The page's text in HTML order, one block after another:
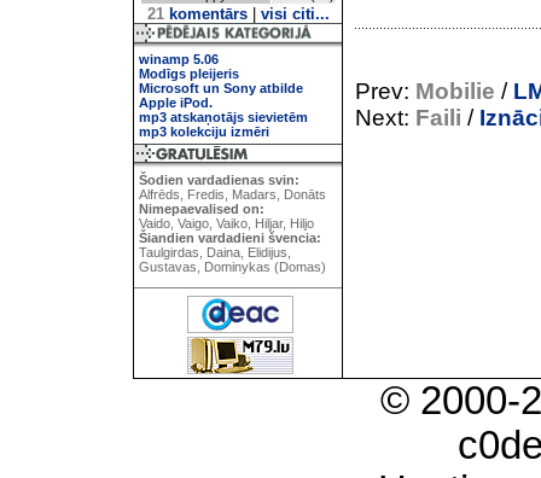
21komentārs| visi citi...
winamp 5.06
Modīgs pleijeris
Microsoft un Sony atbilde
Apple iPod.
mp3 atskaņotājs sievietēm
mp3 kolekciju izmēri
Šodien vardadienas svin:
Alfrēds, Fredis, Madars, Donāts
Nimepaevalised on:
Vaido, Vaigo, Vaiko, Hiljar, Hiljo
Šiandien vardadieni švencia:
Taulgirdas, Daina, Elidijus,
Gustavas, Dominykas (Domas)
Prev: Mobilie /
Next: Faili /
© 2000-